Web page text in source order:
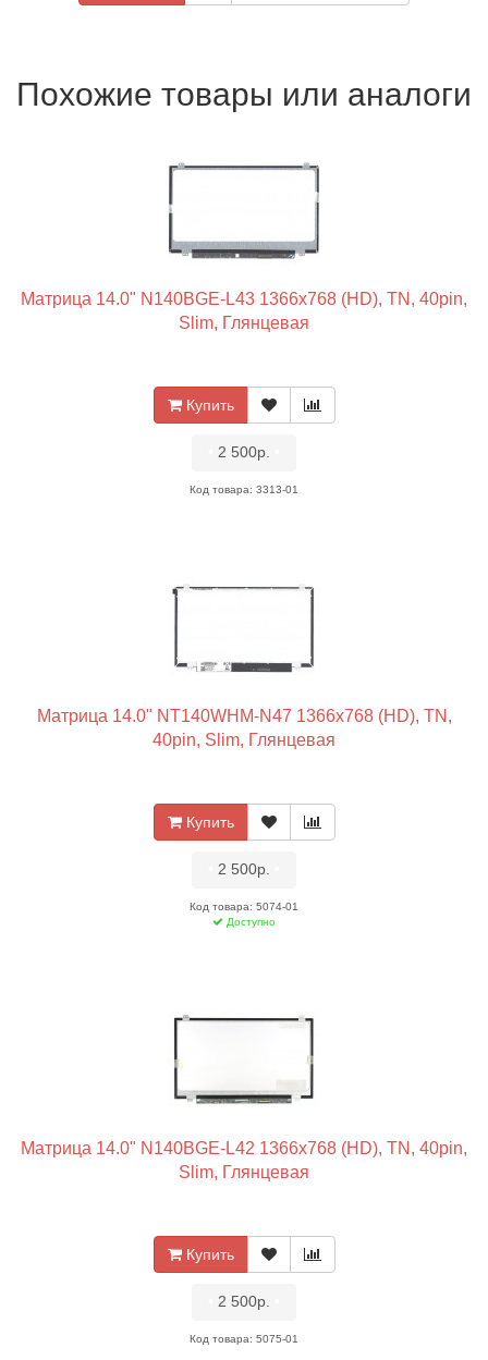
Похожие товары или аналоги
Матрица 14.0" N140BGE-L43 1366x768 (HD), TN, 40pin,
Slim, Глянцевая
Купить
2 500р.
Код товара: 3313-01
Матрица 14.0" NT140WHM-N47 1366x768 (HD), TN,
40pin, Slim, Глянцевая
Купить
2 500р.
Код товара: 5074-01
Доступно
Матрица 14.0" N140BGE-L42 1366x768 (HD), TN, 40pin,
Slim, Глянцевая
Купить
2 500р.
Код товара: 5075-01